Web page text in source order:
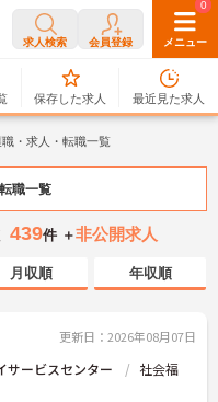
求人検索 会員登録 メニュー
0
保存した求人
0
最近見た求人
・求人・転職一覧
職一覧
439件 ＋非公開求人
月収順 年収順
更新日：2026年08月07日
サービスセンター
社会福